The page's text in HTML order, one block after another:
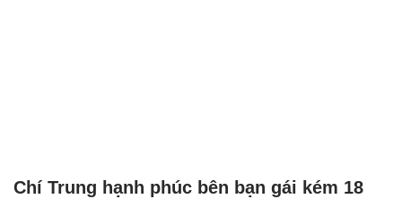
Chí Trung hạnh phúc bên bạn gái kém 18